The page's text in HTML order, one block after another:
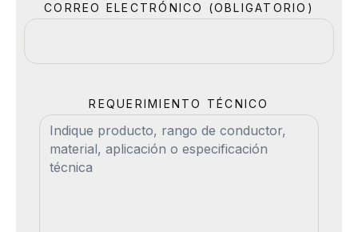
CORREO ELECTRÓNICO (OBLIGATORIO)
REQUERIMIENTO TÉCNICO